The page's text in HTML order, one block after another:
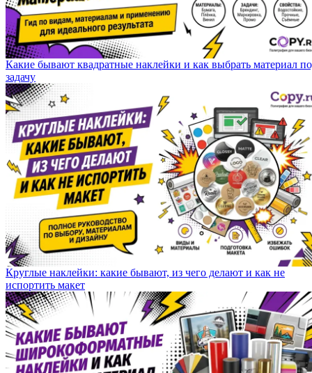
Какие бывают квадратные наклейки и как выбрать материал
задачу
Круглые наклейки: какие бывают, из чего делают и как не
испортить макет